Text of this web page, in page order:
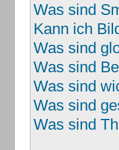
Was sind
Kann ich
Was sind
Was sind
Was sind
Was sind
Was sind